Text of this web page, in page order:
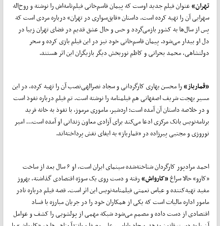
تهران»عنوان فیلم جدید اوست که پیمان قاسم‌خانی فیلم‌نامه‌اش را نوشته و روح‌اله
سهرابی آن را تهیه کرده است. داستان «قایق‌سواری در تهران» درباره مردی است که
پس از سال‌ها به کشور بازمی‌گردد و حس و حال عشق قدیم در فضای تهران زیبا در
دل او بیدار می‌شود. پیمان قاسم‌خانی خود نیز در این فیلم بازی کرده و سحر
دولتشاهی، محمد بحرانی و کاظم نوربخش دیگر بازیگران این اثر هستند.
«قمارباز»را محسن بهاری کارگردانی و سجاد نصرالهی‌نصب آن را تهیه کرده، در این
مسیر بهجت شریف اصفهانی هم فیلمنامه را نوشته است. تم فیلم درباره نفوذ است
و در خلاصه داستان آن آمده است: اردشیر، ماموری مرموز، با نفوذ به خانه فرید
برنامه‌نویس بانک مرکزی ادعا می‌کند برای آزادی معاون زندانی او آمده است... امیر
نوروزی و مجتبی پیرزاده در «قمارباز» به ایفای نقش پرداخته‌اند.
احمد مرادپور کارگردان شناخته‌شده سینمای ایران است، او ۶ سال بعد از ساخت
«کارو» حالا سراغ«کارواش»رفته و دست روی یک سوژه اقتصادی گذاشته، بهروز
مفید تهیه‌کننده و عباس نعمتی فیلمنامه‌نویس این اثر است. قصه فیلم درباره نادر
مامور اداره مالیات است که یکی از همکاران خود را در جریان مبارزه با فساد
اقتصادی از دست داده و مصمم می‌شود شبکه مهمی از پولشویی را کشف و عوامل